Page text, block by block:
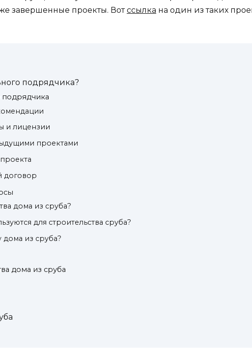
завершенные проекты. Вотссылка на один из таких
подрядчика?
и лицензии
проектами
договор
дома из сруба?
для строительства сруба?
дома из сруба?
дома из сруба